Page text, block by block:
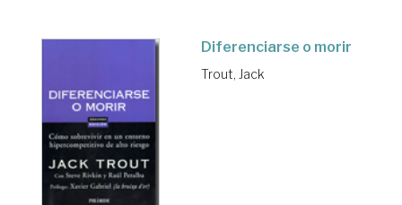
Diferenciarse o morir
Trout, Jack